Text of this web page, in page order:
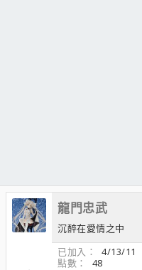
龍門忠武
沉醉在愛情之中
已加入
4/13/11
點數
48